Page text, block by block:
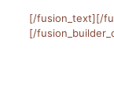
[/fusion_text][/
[/